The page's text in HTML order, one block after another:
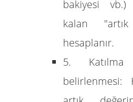
bakiyesi vb.)
kalan
hesaplanır.
5. Katılma
belirlenmesi: